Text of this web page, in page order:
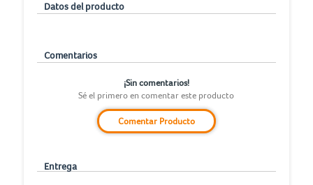
Datos del producto
Comentarios
¡Sin comentarios!
Sé el primero en comentar este producto
Comentar Producto
Entrega